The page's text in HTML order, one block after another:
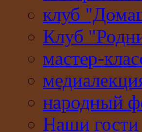
клуб
Клуб
мастер-
народный
Наши гости